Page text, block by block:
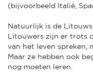
(bijvoorbeeld Italië,
Natuurlijk is de
Litouwers zijn er trots
van het leven spreken,
Maar ze hebben ook
nog moeten leren.